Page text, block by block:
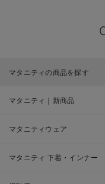
マタニティの商品を探す
マタニティ｜新商品
マタニティウェア
マタニティ 下着・インナー